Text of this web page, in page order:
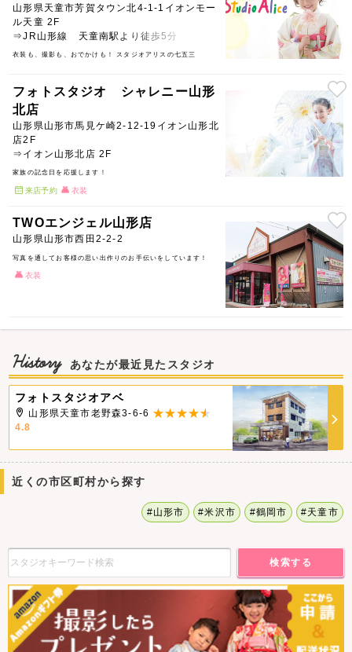
山形県天童市芳賀タウン北4-1-1イオンモー
ル天童 2F
⇒JR山形線 天童南駅より徒歩5分
衣装も、撮影も、おでかけも！ スタジオアリスの七五三
フォトスタジオ シャレニー山形
北店
山形県山形市馬見ケ崎2-12-19イオン山形北
店2F
⇒イオン山形北店 2F
家族の記念日を応援します！
来店予約 衣装
TWOエンジェル山形店
山形県山形市西田2-2-2
写真を通してお客様の思い出作りのお手伝いをしています！
衣装
History あなたが最近見たスタジオ
フォトスタジオアベ
山形県天童市老野森3-6-6
4.8
近くの市区町村から探す
#山形市 #米沢市 #鶴岡市 #天童市
検索する